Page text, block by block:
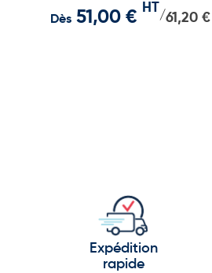
Dès 51,00 € HT
/61,20 €
Expédition
rapide